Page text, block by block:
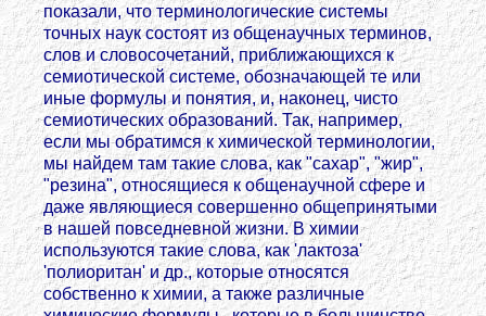
показали, что терминологические системы
точных наук состоят из общенаучных терминов,
слов и словосочетаний, приближающихся к
семиотической системе, обозначающей те или
иные формулы и понятия, и, наконец, чисто
семиотических образований. Так, например,
если мы обратимся к химической терминологии,
мы найдем там такие слова, как "сахар", "жир",
"резина", относящиеся к общенаучной сфере и
даже являющиеся совершенно общепринятыми
в нашей повседневной жизни. В химии
используются такие слова, как 'лактоза'
'полиоритан' и др., которые относятся
собственно к химии, а также различные